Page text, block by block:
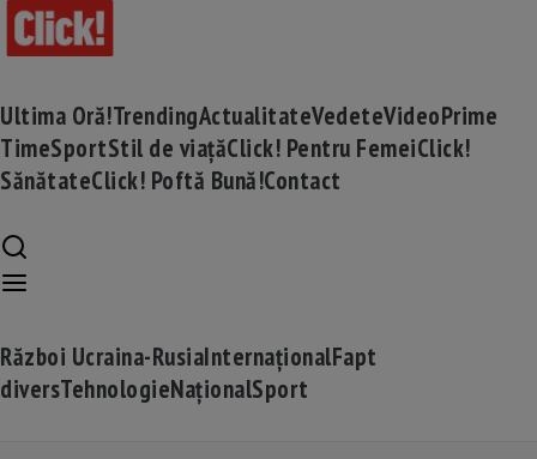
Ultima Oră!TrendingActualitateVedeteVideoPrime
TimeSportStil de viațăClick! Pentru FemeiClick!
SănătateClick! Poftă Bună!Contact
Război Ucraina-RusiaInternaționalFapt
diversTehnologieNaționalSport